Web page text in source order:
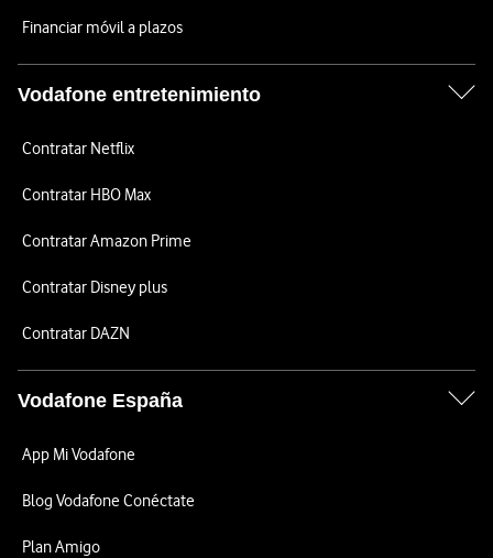
Financiar móvil a plazos
Vodafone entretenimiento
Contratar Netflix
Contratar HBO Max
Contratar Amazon Prime
Contratar Disney plus
Contratar DAZN
Vodafone España
App Mi Vodafone
Blog Vodafone Conéctate
Plan Amigo